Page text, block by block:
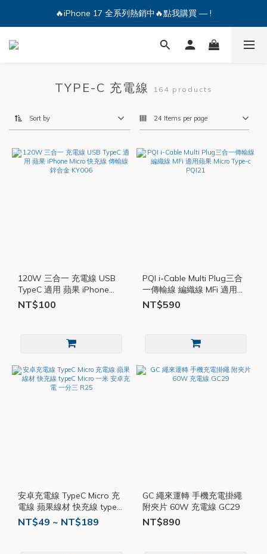
🔥iPhone 17 全系列熱銷中🔥點我購買 — !
🔥iPhone 17 全系列熱銷中🔥點我購買 — !
💕加入Q哥 Line 新好友領優惠券！🎫
TYPE-C 充電線 164 products
Sort by 24 Items per page
120W 三合一 充電線 USB
TypeC 適用 蘋果 iPhone
Micro 快充線 傳輸線 鋅合金
KY006
NT$100
PQI i-Cable Multi Plug三合
一傳輸線 編織線 MFi 適用蘋
NT$590
安卓充電線 TypeC Micro 充
電線 蘋果線材 快充線 typeC
Micro 一米 安卓充電 一分三
NT$49 ~ NT$189
GC 繩來運轉 手機充電掛繩
附夾片 60W 充電線 GC29
NT$890